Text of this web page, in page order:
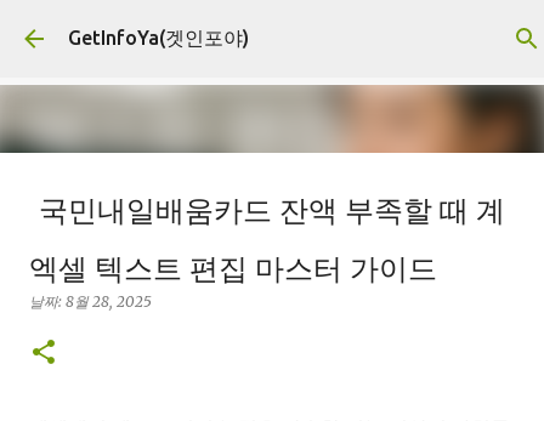
기본 콘텐츠로 건너뛰기
GetInfoYa(겟인포야)
국민내일배움카드 잔액 부족할 때 계
좌한도 추가지원 신청 대상과 서류
날짜:8월 03, 2026 계좌한도추가지원 고용센터방문
엑셀 텍스트 편집 마스터 가이드
날짜: 8월 28, 2025